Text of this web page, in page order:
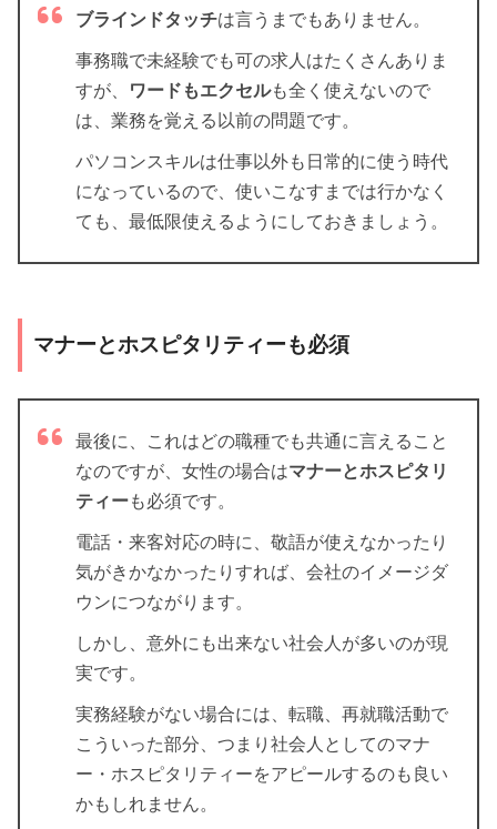
ブラインドタッチは言うまでもありません。
事務職で未経験でも可の求人はたくさんありま
すが、
ワードもエクセルも全く使えないので
は、業務を覚える以前の問題です。
パソコンスキルは仕事以外も日常的に使う時代
になっているので、使いこなすまでは行かなく
ても、最低限使えるようにしておきましょう。
マナーとホスピタリティーも必須
最後に、これはどの職種でも共通に言えること
なのですが、女性の場合はマナーとホスピタリ
ティーも必須です。
電話・来客対応の時に、敬語が使えなかったり
気がきかなかったりすれば、会社のイメージダ
ウンにつながります。
しかし、意外にも出来ない社会人が多いのが現
実です。
実務経験がない場合には、転職、再就職活動で
こういった部分、つまり社会人としてのマナ
ー・ホスピタリティーをアピールするのも良い
かもしれません。